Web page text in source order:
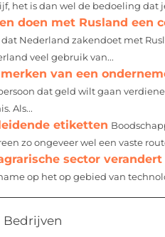
het is dan wel de bedoeling dat
doen met Rusland een
dat Nederland zakendoet met
veel gebruik van...
van een
dat geld wilt gaan
Als...
etiketten
zo ongeveer wel een vaste
sector verandert
op het op gebied van
Bedrijven